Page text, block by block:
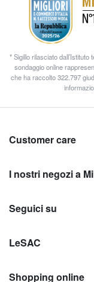
* Sigillo rilasciato
sondaggio online
che ha raccolto 322.797
Customer care
I nostri negozi a
Seguici su
LeSAC
Shopping online